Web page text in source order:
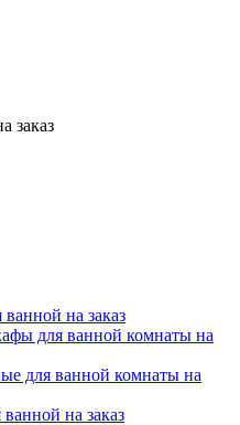
заказ
на заказ
для ванной комнаты на
для ванной комнаты на
на заказ